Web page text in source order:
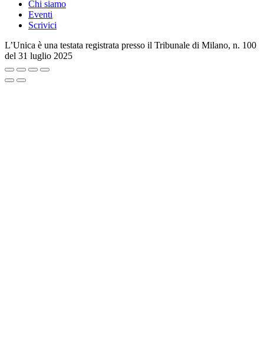
Chi siamo
Eventi
Scrivici
L’Unica è una testata registrata presso il Tribunale di Milano, n. 100
del 31 luglio 2025